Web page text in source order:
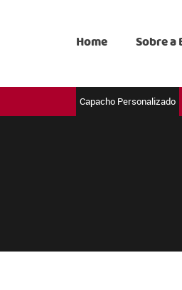
Home Sobre a
Capacho Personalizado